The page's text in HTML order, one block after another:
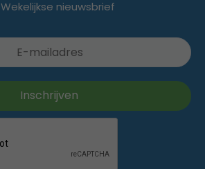
Wekelijkse nieuwsbrief